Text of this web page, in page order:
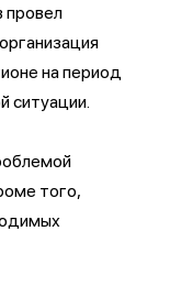
провел
на период
ситуации.
того,